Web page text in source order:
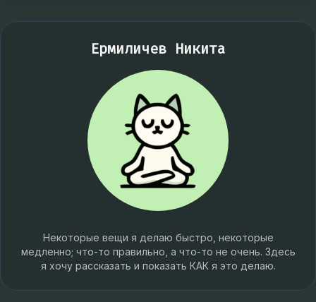
Ермиличев Никита
Некоторые вещи я делаю быстро, некоторые
медленно; что-то правильно, а что-то не очень. Здесь
я хочу рассказать и показать КАК я это делаю.